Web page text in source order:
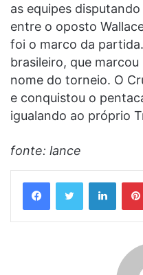
as equipes
entre o oposto
foi o marco da
brasileiro, que
nome do torneio. O
e conquistou o
igualando ao próprio
fonte: lance